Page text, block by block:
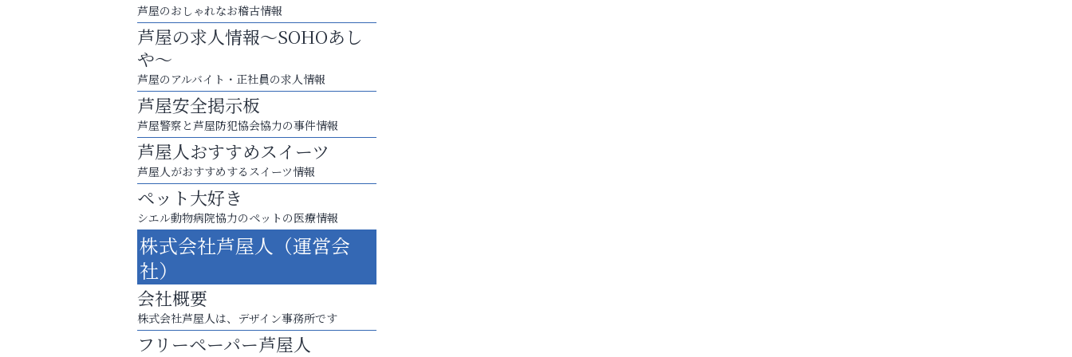
洋服お売りください！ 買取サービスは
出張・宅配・持ち込みすべて無料！
いわみ眼科
芦屋のおしゃれなお稽古情報
芦屋の求人情報～SOHOあし
や～
芦屋のアルバイト・正社員の求人情報
芦屋安全掲示板
芦屋警察と芦屋防犯協会協力の事件情報
芦屋人おすすめスイーツ
芦屋人がおすすめするスイーツ情報
ペット大好き
シエル動物病院協力のペットの医療情報
株式会社芦屋人（運営会
社）
会社概要
株式会社芦屋人は、デザイン事務所です
フリーペーパー芦屋人